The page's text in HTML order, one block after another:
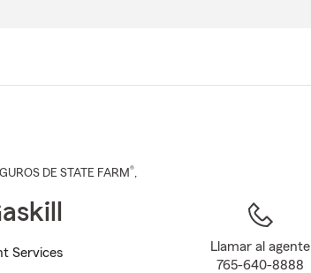
DE STATE FARM®,
Services
Llamar al agente
765-640-8888